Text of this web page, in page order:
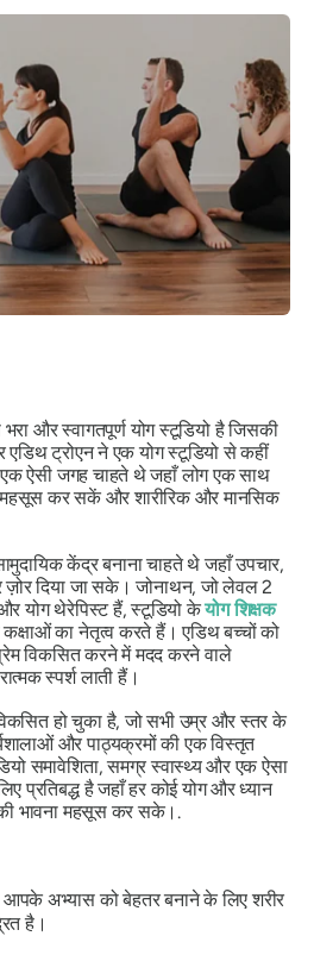
भरा और स्वागतपूर्ण योग स्टूडियो है जिसकी
ट्रोएन ने एक योग स्टूडियो से कहीं
ऐसी जगह चाहते थे जहाँ लोग एक साथ
कर सकें और शारीरिक और मानसिक
केंद्र बनाना चाहते थे जहाँ उपचार,
ज़ोर दिया जा सके। जोनाथन, जो लेवल 2
योग थेरेपिस्ट हैं, स्टूडियो केयोग शिक्षक
का नेतृत्व करते हैं। एडिथ बच्चों को
विकसित करने में मदद करने वाले
स्पर्श लाती हैं।
हो चुका है, जो सभी उम्र और स्तर के
और पाठ्यक्रमों की एक विस्तृत
समावेशिता, समग्र स्वास्थ्य और एक ऐसा
प्रतिबद्ध है जहाँ हर कोई योग और ध्यान
भावना महसूस कर सके।.
अभ्यास को बेहतर बनाने के लिए शरीर
है।